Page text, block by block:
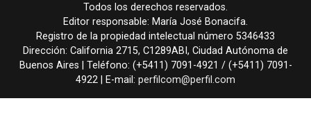
Todos los derechos reservados.
Editor responsable: María José Bonacifa.
Registro de la propiedad intelectual número 5346433
Dirección: California 2715, C1289ABI , Ciudad Autónoma de
Buenos Aires | Teléfono: (+5411) 7091-4921 / (+5411) 7091-
4922 | E-mail: perfilcom@perfil.com